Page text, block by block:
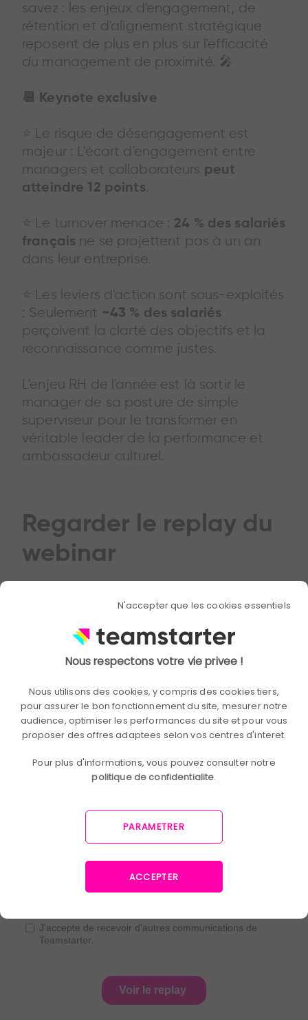
savez : les enjeux d'engagement, de
rétention et d'alignement stratégique
reposent de plus en plus sur l'efficacité
du management de proximité. 🎤
📆 Keynote exclusive
⭐️ Le risque de désengagement est
majeur : L'écart d'engagement entre
managers et collaborateurs peut
atteindre 12 points.
⭐️ Le turnover menace : 24 % des salariés
français ne se projettent pas à un an
dans leur entreprise.
⭐️ Les leviers d'action sont sous-exploités
: Seulement ~43 % des salariés
perçoivent la clarté des objectifs et la
reconnaissance comme justes.
L'enjeu RH de l'année est là sortir le
manager de sa posture de simple
superviseur pour le transformer en
véritable leader de la performance et
ambassadeur culturel.
Regarder le replay du
webinar
N'accepter que les cookies essentiels
Nous respectons votre vie privee !
Nous utilisons des cookies, y compris des cookies tiers,
pour assurer le bon fonctionnement du site, mesurer notre
audience, optimiser les performances du site et pour vous
proposer des offres adaptees selon vos centres d'interet.
Pour plus d'informations, vous pouvez consulter notre
politique de confidentialite.
PARAMETRER
ACCEPTER